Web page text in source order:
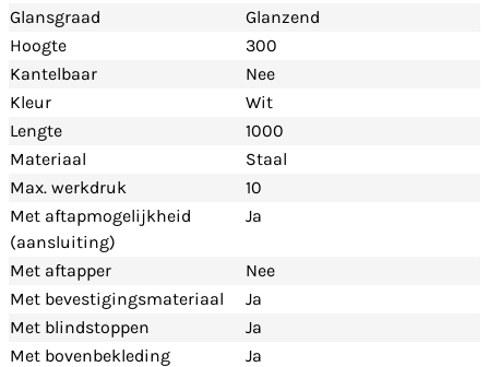
Glansgraad
Glanzend
Hoogte
300
Kantelbaar
Nee
Kleur
Wit
Lengte
1000
Materiaal
Staal
Max. werkdruk
10
Met aftapmogelijkheid
(aansluiting)
Ja
Met aftapper
Nee
Met bevestigingsmateriaal
Ja
Met blindstoppen
Ja
Met bovenbekleding
Ja